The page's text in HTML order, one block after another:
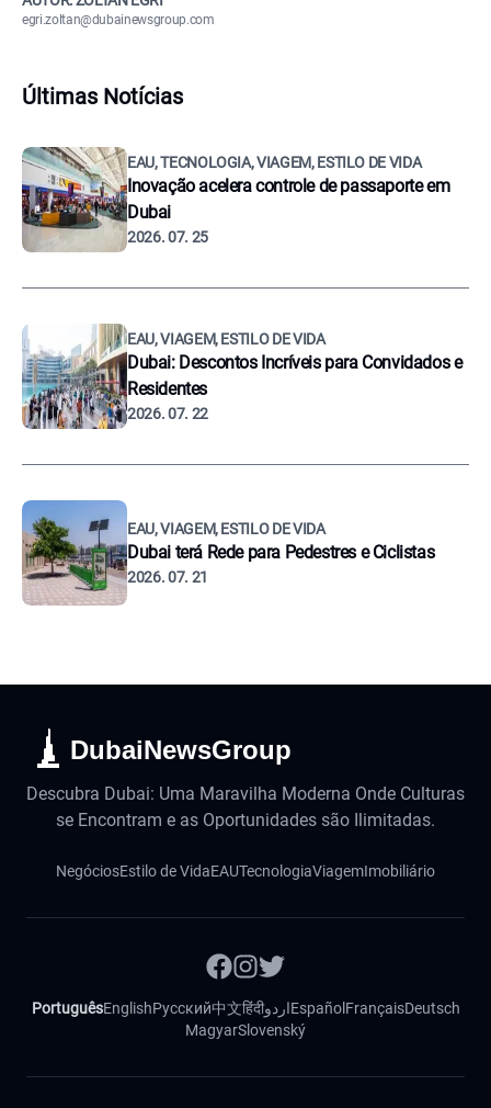
egri.zoltan@dubainewsgroup.com
Últimas Notícias
EAU, TECNOLOGIA, VIAGEM, ESTILO DE VIDA
Inovação acelera controle de passaporte em
Dubai
2026. 07. 25
EAU, VIAGEM, ESTILO DE VIDA
Dubai: Descontos Incríveis para Convidados e
Residentes
2026. 07. 22
EAU, VIAGEM, ESTILO DE VIDA
Dubai terá Rede para Pedestres e Ciclistas
2026. 07. 21
DubaiNewsGroup
Descubra Dubai: Uma Maravilha Moderna Onde Culturas
se Encontram e as Oportunidades são Ilimitadas.
NegóciosEstilo de VidaEAUTecnologiaViagemImobiliário
PortuguêsEnglishРусский中文हिंदीاردوEspañol FrançaisDeutsch
MagyarSlovenský